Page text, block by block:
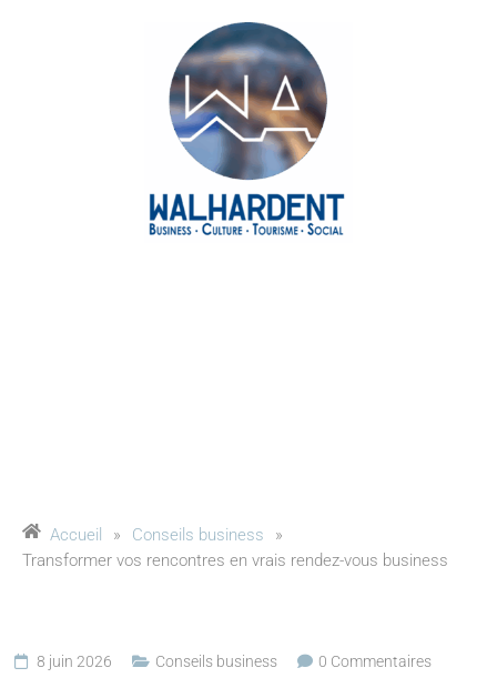
Accueil » Conseils business
»
Transformer vos rencontres en vrais rendez-vous business
8 juin 2026 Conseils business 0 Commentaires